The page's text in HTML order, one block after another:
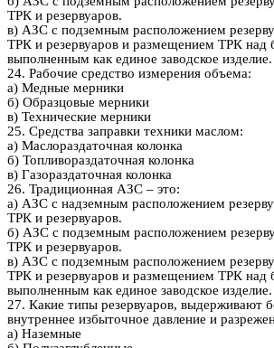
ТРК и резервуаров.
в) АЗС с подземным расположением
ТРК и резервуаров и размещением ТРК над
выполненным как единое заводское изделие.
24. Рабочие средство измерения объема:
а) Медные мерники
б) Образцовые мерники
в) Технические мерники
25. Средства заправки техники маслом:
а) Маслораздаточная колонка
б) Топливораздаточная колонка
в) Газораздаточная колонка
26. Традиционная АЗС – это:
а) АЗС с надземным расположением
ТРК и резервуаров.
б) АЗС с подземным расположением
ТРК и резервуаров.
в) АЗС с подземным расположением
ТРК и резервуаров и размещением ТРК над
выполненным как единое заводское изделие.
27. Какие типы резервуаров, выдерживают
внутреннее избыточное давление и
а) Наземные